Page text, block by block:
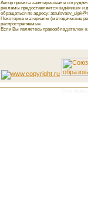
Автор проекта заинтересован в
рекламы предоставляется надёжным и
обращаться по адресу:
Некоторые материалы (методические
распространяемые.
Если Вы являетесь правообладателем